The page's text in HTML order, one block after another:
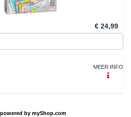
€ 24,99
MEER INFO
powered by myShop.com